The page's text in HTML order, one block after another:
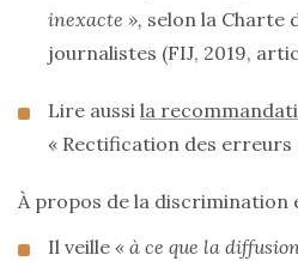
inexacte », selon la Charte
journalistes (FIJ, 2019,
Lire aussi la
« Rectification des erreurs
À propos de la discrimination
Il veille « à ce que la